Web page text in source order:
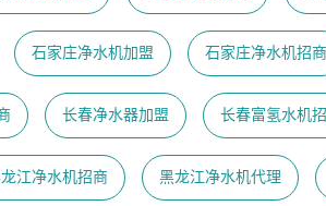
石家庄净水机加盟 石家庄净水机招商
长春净水器加盟 长春富氢水机
江净水机招商 黑龙江净水机代理